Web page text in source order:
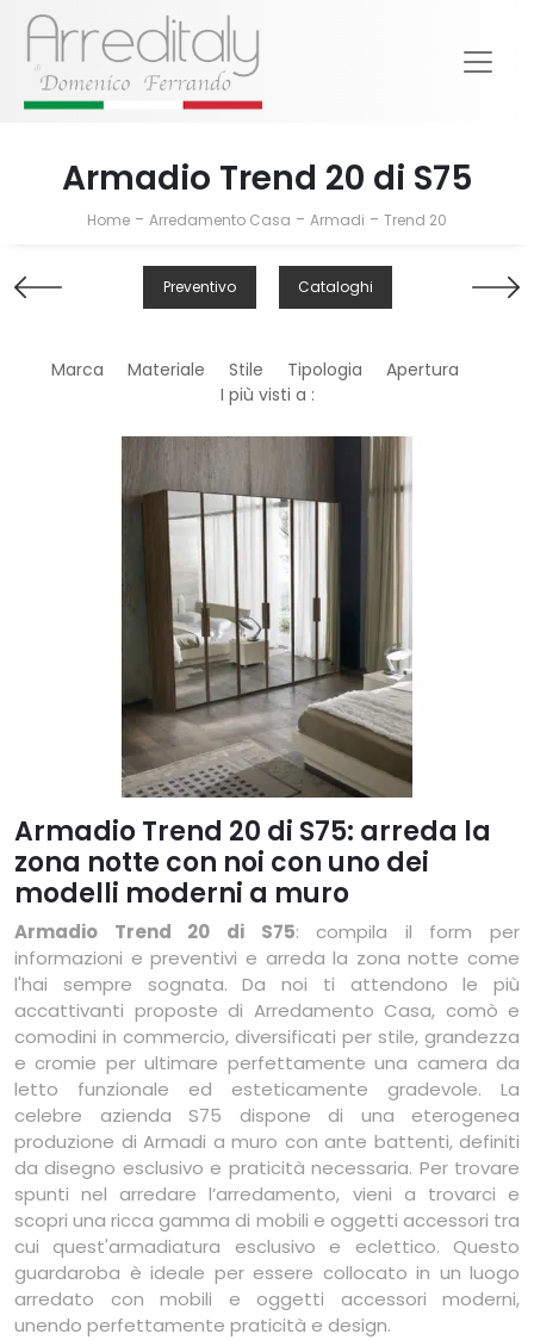
Armadio Trend 20 di S75
Home - Arredamento Casa - Armadi - Trend 20
Preventivo Cataloghi
Marca Materiale Stile Tipologia
Apertura
I più visti a :
Armadio Trend 20 di S75: arreda la
zona notte con noi con uno dei
modelli moderni a muro
Armadio Trend 20 di S75: compila il form per
informazioni e preventivi e arreda la zona notte come
l'hai sempre sognata. Da noi ti attendono le più
accattivanti proposte di Arredamento Casa, comò e
comodini in commercio, diversificati per stile, grandezza
e cromie per ultimare perfettamente una camera da
letto funzionale ed esteticamente gradevole. La
celebre azienda S75 dispone di una eterogenea
produzione di Armadi a muro con ante battenti, definiti
da disegno esclusivo e praticità necessaria. Per trovare
spunti nel arredare l’arredamento, vieni a trovarci e
scopri una ricca gamma di mobili e oggetti accessori tra
cui quest'armadiatura esclusivo e eclettico. Questo
guardaroba è ideale per essere collocato in un luogo
arredato con mobili e oggetti accessori moderni,
unendo perfettamente praticità e design.